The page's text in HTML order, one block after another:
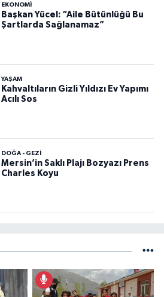
EKONOMI
Başkan Yücel: “Aile Bütünlüğü Bu
Şartlarda Sağlanamaz”
YAŞAM
Kahvaltıların Gizli Yıldızı Ev Yapımı
Acılı Sos
DOĞA - GEZI
Mersin’in Saklı Plajı Bozyazı Prens
Charles Koyu